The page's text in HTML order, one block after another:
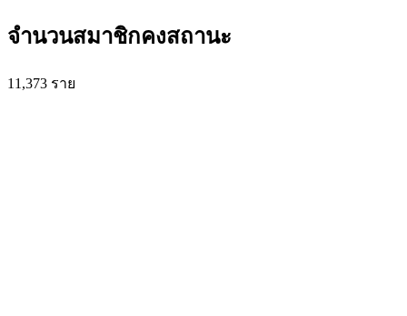
จำนวนสมาชิกคงสถานะ
11,373 ราย